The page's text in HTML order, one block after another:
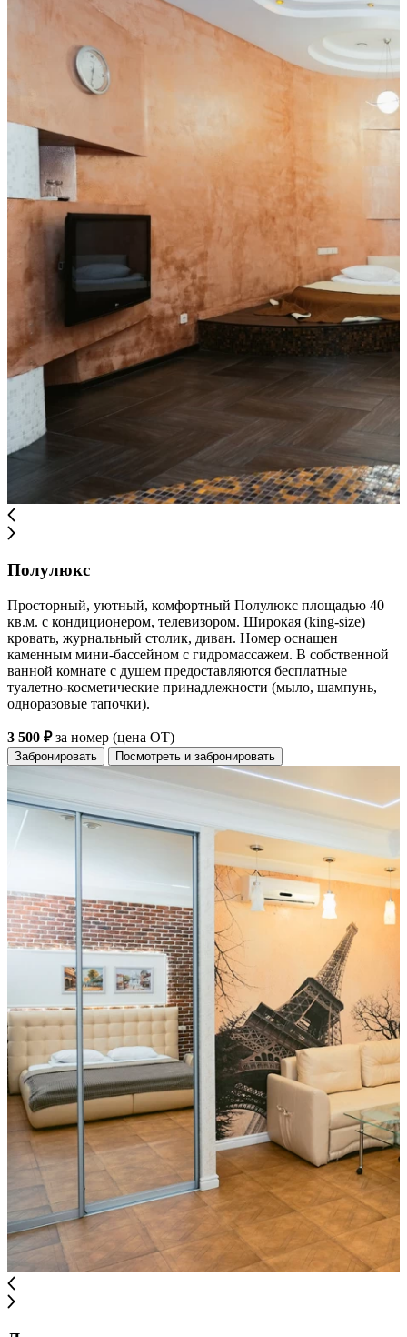
Полулюкс
Просторный, уютный, комфортный Полулюкс площадью 40
кв.м. с кондиционером, телевизором. Широкая (king-size)
кровать, журнальный столик, диван. Номер оснащен
каменным мини-бассейном с гидромассажем. В собственной
ванной комнате с душем предоставляются бесплатные
туалетно-косметические принадлежности (мыло, шампунь,
одноразовые тапочки).
3 500 ₽за номер (цена ОТ)
Забронировать Посмотреть и забронировать